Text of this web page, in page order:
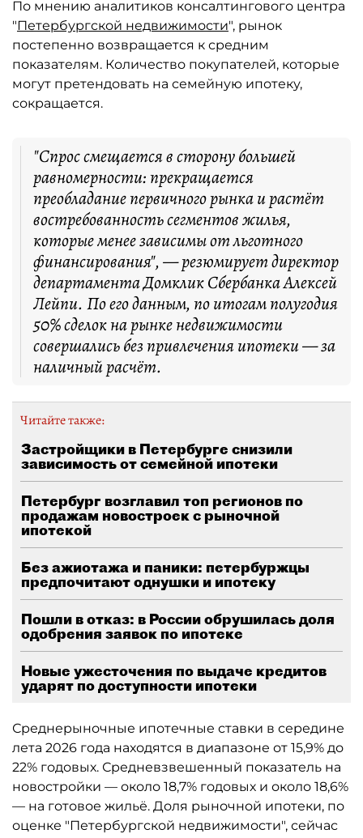
По мнению аналитиков консалтингового центра
"Петербургской недвижимости", рынок
постепенно возвращается к средним
показателям. Количество покупателей, которые
могут претендовать на семейную ипотеку,
сокращается.
"Спрос смещается в сторону большей
равномерности: прекращается
преобладание первичного рынка и растёт
востребованность сегментов жилья,
которые менее зависимы от льготного
финансирования", — резюмирует директор
департамента Домклик Сбербанка Алексей
Лейпи. По его данным, по итогам полугодия
50% сделок на рынке недвижимости
совершались без привлечения ипотеки — за
наличный расчёт.
Читайте также:
Застройщики в Петербурге снизили
зависимость от семейной ипотеки
Петербург возглавил топ регионов по
продажам новостроек с рыночной
ипотекой
Без ажиотажа и паники: петербуржцы
предпочитают однушки и ипотеку
Пошли в отказ: в России обрушилась доля
одобрения заявок по ипотеке
Новые ужесточения по выдаче кредитов
ударят по доступности ипотеки
Среднерыночные ипотечные ставки в середине
лета 2026 года находятся в диапазоне от 15,9% до
22% годовых. Средневзвешенный показатель на
новостройки — около 18,7% годовых и около 18,6%
— на готовое жильё. Доля рыночной ипотеки, по
оценке "Петербургской недвижимости", сейчас